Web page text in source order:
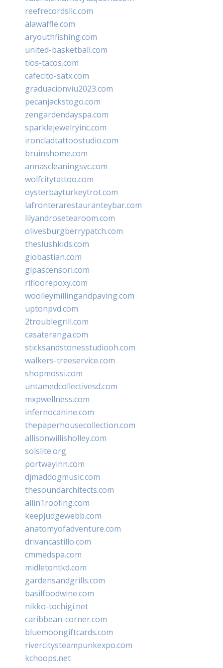
reefrecordsllc.com
alawaffle.com
aryouthfishing.com
united-basketball.com
tios-tacos.com
cafecito-satx.com
graduacionviu2023.com
pecanjackstogo.com
zengardendayspa.com
sparklejewelryinc.com
ironcladtattoostudio.com
bruinshome.com
annascleaningsvc.com
wolfcitytattoo.com
oysterbayturkeytrot.com
lafronterarestauranteybar.com
lilyandrosetearoom.com
olivesburgberrypatch.com
theslushkids.com
giobastian.com
glpascensori.com
rifloorepoxy.com
woolleymillingandpaving.com
uptonpvd.com
2troublegrill.com
casateranga.com
sticksandstonesstudiooh.com
walkers-treeservice.com
shopmossi.com
untamedcollectivesd.com
mxpwellness.com
infernocanine.com
thepaperhousecollection.com
allisonwillisholley.com
solslite.org
portwayinn.com
djmaddogmusic.com
thesoundarchitects.com
allin1roofing.com
keepjudgewebb.com
anatomyofadventure.com
drivancastillo.com
cmmedspa.com
midletontkd.com
gardensandgrills.com
basilfoodwine.com
nikko-tochigi.net
caribbean-corner.com
bluemoongiftcards.com
rivercitysteampunkexpo.com
kchoops.net